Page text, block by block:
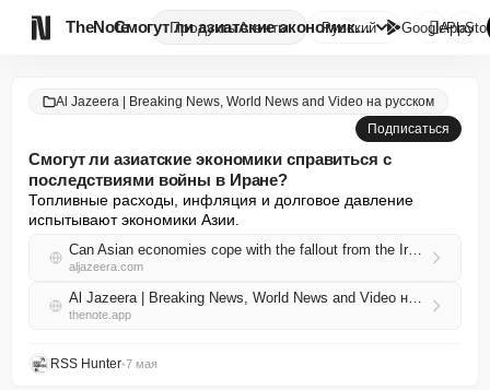
TheNote ПродуктыАгенты Смогут ли азиатские экономики ...
Русский GooglePlay

Al Jazeera | Breaking News, World News and Video на русском
Подписаться
Смогут ли азиатские экономики справиться с
последствиями войны в Иране?
Топливные расходы, инфляция и долговое давление
испытывают экономики Азии.
Can Asian economies cope with the fallout from the Iran war?
aljazeera.com
Al Jazeera | Breaking News, World News and Video на русском RSS
thenote.app
RSS Hunter•7 мая